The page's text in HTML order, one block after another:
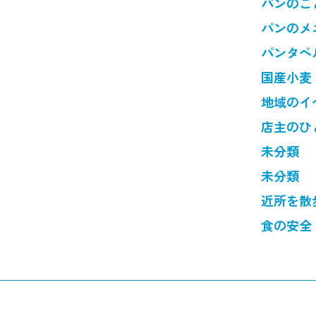
パンのメ
パンタベ
国産小麦
地域のイ
店主のひ
未分類
未分類
近所を散
食の安全